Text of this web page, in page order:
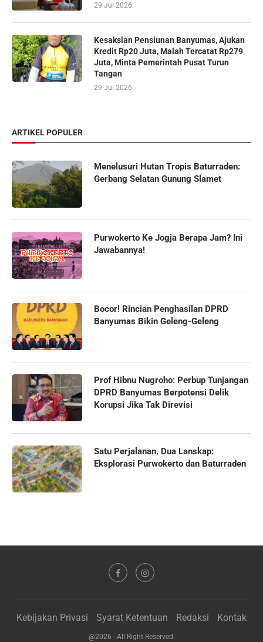
29 Jul 2026
Kesaksian Pensiunan Banyumas, Ajukan
Kredit Rp20 Juta, Malah Tercatat Rp279
Juta, Minta Pemerintah Pusat Turun
Tangan
29 Jul 2026
ARTIKEL POPULER
Menelusuri Hutan Tropis Baturraden:
Gerbang Selatan Gunung Slamet
Purwokerto Ke Jogja Berapa Jam? Ini
Jawabannya!
Bocor! Rincian Penghasilan DPRD
Banyumas Bikin Geleng-Geleng
Prof Hibnu Nugroho: Perbup Tunjangan
DPRD Banyumas Berpotensi Delik
Korupsi Jika Tak Direvisi
Satu Perjalanan, Dua Lanskap:
Eksplorasi Purwokerto dan Baturraden
Kebijakan Privasi Syarat Ketentuan Redaksi Kontak
@2026 - All Right Reserved.